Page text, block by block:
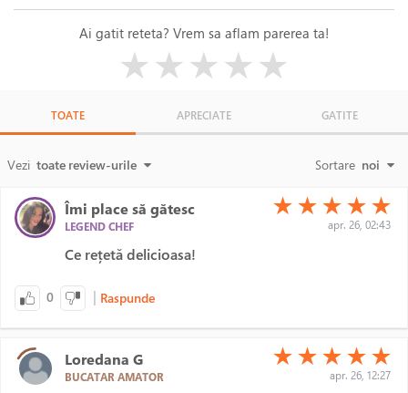
Ai gatit reteta? Vrem sa aflam parerea ta!
★★★★★
TOATE APRECIATE GATITE
Vezi toate review-urile Sortare noi
Îmi place să gătesc
LEGEND CHEF
(*)
★ (*)
★ (*)
★ (*)
★ (*)
★
apr. 26, 02:43
Ce rețetă delicioasa!
0 | Raspunde
Loredana G
BUCATAR AMATOR
(*)
★ (*)
★ (*)
★ (*)
★ (*)
★
apr. 26, 12:27